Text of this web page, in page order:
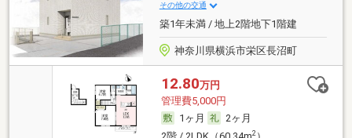
その他の交通
築1年未満 / 地上2階地下1階建
神奈川県横浜市栄区長沼町
12.80万円
管理費5,000円
1ヶ月
2ヶ月
2